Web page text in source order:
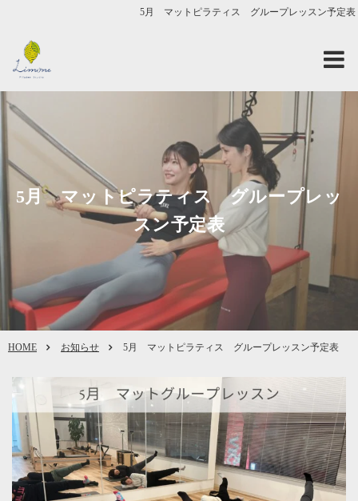
5月 マットピラティス グループレッスン予定表
5月 マットピラティス グループレッ
スン予定表
HOME お知らせ 5月 マットピラティス グループレッスン予定表